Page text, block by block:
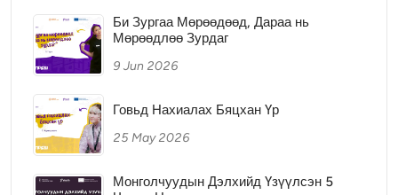
Би Зургаа Мөрөөдөөд, Дараа нь
Мөрөөдлөө Зурдаг
9 Jun 2026
Говьд Нахиалах Бяцхан Үр
25 May 2026
Монголчуудын Дэлхийд Үзүүлсэн 5